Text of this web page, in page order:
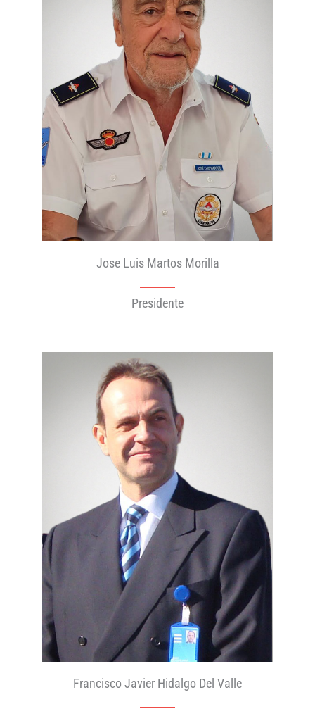
Jose Luis Martos Morilla
Presidente
Francisco Javier Hidalgo Del Valle